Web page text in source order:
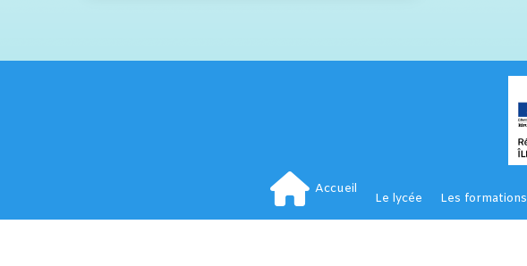
Accueil
Le lycée Les formations